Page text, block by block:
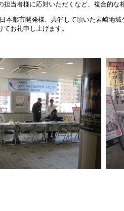
当者様に応対いただくなど、複合的な
本都市開発様、共催して頂いた岩崎地
お礼申し上げます。